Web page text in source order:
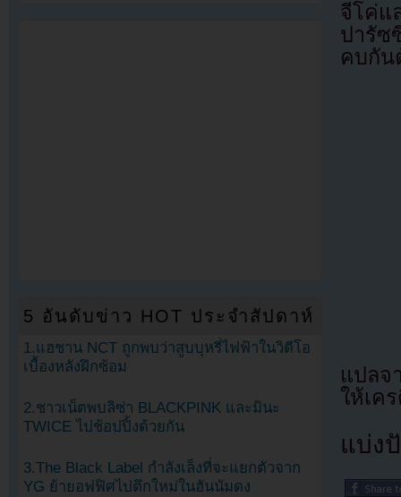
จีโค่แ
ปารัซ
คบกัน
แปล
ให้เค
แบ่ง
5 อันดับข่าว HOT ประจำสัปดาห์
1.แฮชาน NCT ถูกพบว่าสูบบุหรี่ไฟฟ้าในวิดีโอ
เบื้องหลังฝึกซ้อม
2.ชาวเน็ตพบลิซ่า BLACKPINK และมินะ
TWICE ไปช้อปปิ้งด้วยกัน
3.The Black Label กำลังเล็งที่จะแยกตัวจาก
YG ย้ายอฟฟิศไปตึกใหม่ในฮันนัมดง